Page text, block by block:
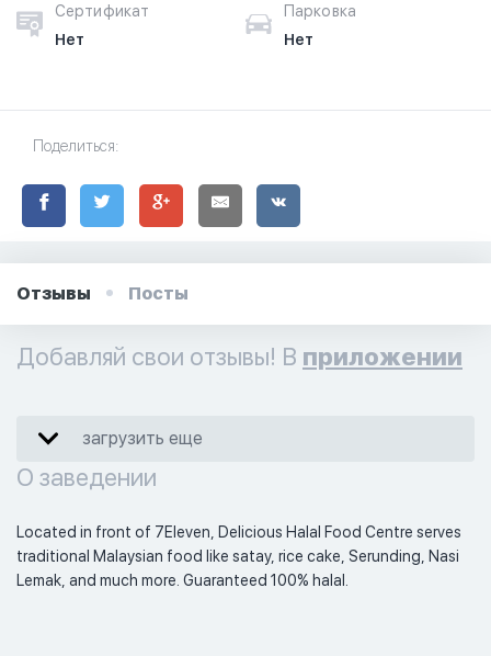
Сертификат
Нет
Парковка
Нет
Поделиться:
Отзывы Посты
Добавляй свои отзывы! В приложении
загрузить еще
О заведении
Located in front of 7Eleven, Delicious Halal Food Centre serves
traditional Malaysian food like satay, rice cake, Serunding, Nasi
Lemak, and much more. Guaranteed 100% halal.